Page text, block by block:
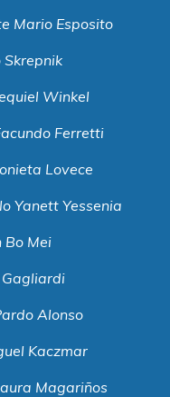
Mario Esposito
Winkel
Ferretti
Lovece
Yanett Yessenia
Bo Mei
Alonso
Kaczmar
Magariños